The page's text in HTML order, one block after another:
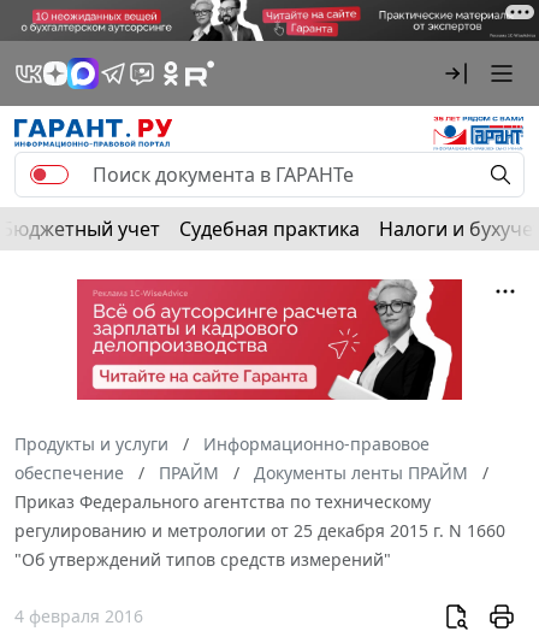
Бюджетный учет Судебная практика Налоги и
Продукты и услуги
Информационно-правовое
обеспечение
ПРАЙМ
Документы ленты ПРАЙМ
Приказ Федерального агентства по техническому
регулированию и метрологии от 25 декабря 2015 г. N 1660
"Об утверждений типов средств измерений"
4 февраля 2016